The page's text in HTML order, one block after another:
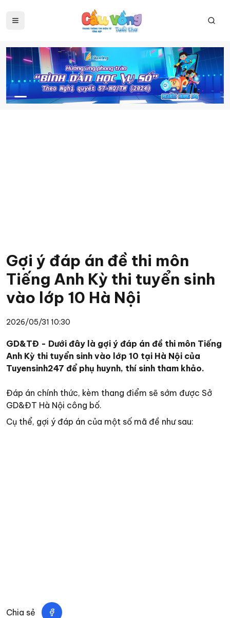
Gợi ý đáp án đề thi môn
Tiếng Anh Kỳ thi tuyển sinh
vào lớp 10 Hà Nội
2026/05/31 10:30
GD&TĐ - Dưới đây là gợi ý đáp án đề thi môn Tiếng
Anh Kỳ thi tuyển sinh vào lớp 10 tại Hà Nội của
Tuyensinh247 để phụ huynh, thí sinh tham khảo.
Đáp án chính thức, kèm thang điểm sẽ sớm được Sở
GD&ĐT Hà Nội công bố.
Cụ thể, gợi ý đáp án của một số mã đề như sau:
Chia sẻ